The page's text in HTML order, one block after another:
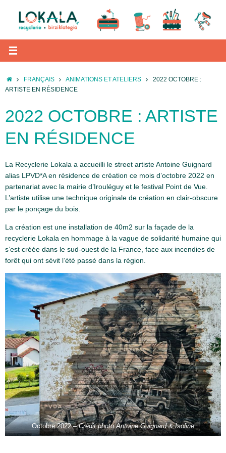
contenu
ACCUEIL
FRANÇAIS ANIMATIONS ET ATELIERS
2022 OCTOBRE :
ARTISTE EN RÉSIDENCE
2022 OCTOBRE : ARTISTE
EN RÉSIDENCE
La Recyclerie Lokala a accueilli le street artiste Antoine Guignard
alias LPVD*A en résidence de création ce mois d’octobre 2022 en
partenariat avec la mairie d’Irouléguy et le festival Point de Vue.
L’artiste utilise une technique originale de création en clair-obscure
par le ponçage du bois.
La création est une installation de 40m2 sur la façade de la
recyclerie Lokala en hommage à la vague de solidarité humaine qui
s’est créée dans le sud-ouest de la France, face aux incendies de
forêt qui ont sévit l’été passé dans la région.
Octobre 2022 –Crédit photo Antoine Guignard & Isoline